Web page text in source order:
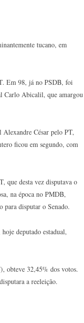
tucano, em
Em 98, já no PSDB, foi
Carlo Abicalil, que amargou
Alexandre César pelo PT,
ficou em segundo, com
que desta vez disputava o
na época no PMDB,
para disputar o Senado.
deputado estadual,
obteve 32,45% dos votos.
a reeleição.